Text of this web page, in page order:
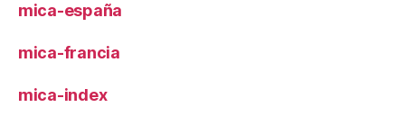
mica-españa
mica-francia
mica-index